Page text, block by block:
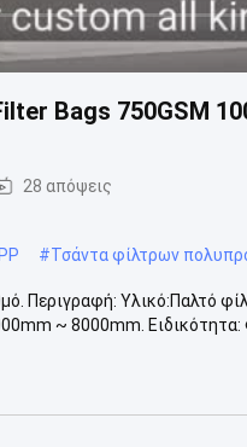
Bags 750GSM
28 απόψεις
#Τσάντα φίλτρων
Περιγραφή: Υλικό:Παλτό
~ 8000mm. Ειδικότητα: